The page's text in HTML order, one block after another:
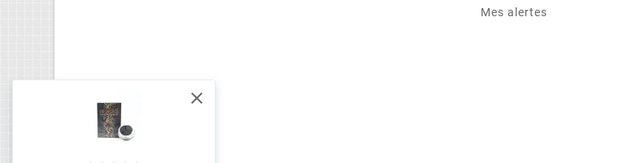

Mes alertes